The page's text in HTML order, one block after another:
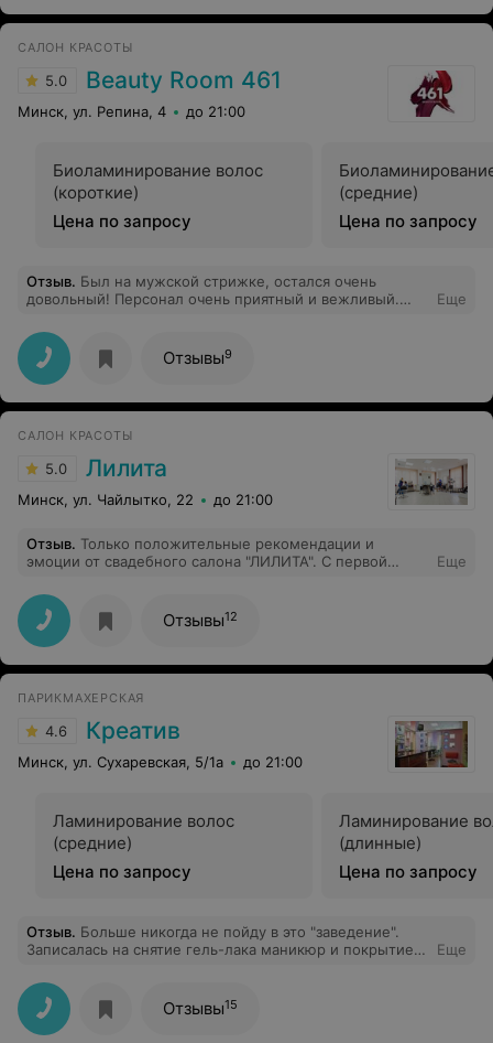
САЛОН КРАСОТЫ
5.0 Beauty Room 461
Минск, ул. Репина, 4 до 21:00
Биоламинирование волос
(короткие)
Цена по запросу
(средние)
Цена по запросу
Отзыв. Был на мужской стрижке, остался очень
довольный! Персонал очень приятный и вежливый.
салонов сделаны просто по шаблону, но это точно не
про Beauty room 461! Сделано все с душой и со вкусом.
Ни один из посещаемых ранее салонов не вызвал
столько впечатлений как Beauty room 461. Спасибо
мастеру Оксане за оказанную услугу. Теперь только
Еще
Отзывы9
САЛОН КРАСОТЫ
5.0 Лилита
Минск, ул. Чайлытко, 22 до 21:00
Отзыв. Только положительные рекомендации и
эмоции от свадебного салона "ЛИЛИТА". С первой
места, где я буду заказывать платье (после долгих
поисков)). Индивидуальный подход, это то, что можно
сказать о качестве работы, начиная от заказа платья (в
моем случае, свадебное платье), профессиональные
консультации и бесконечная забота и комфорт.
учитывает все пожелания и заботится о том, чтобы все
было выполнено качественно и в срок.
Еще
Отзывы12
ПАРИКМАХЕРСКАЯ
4.6 Креатив
Минск, ул. Сухаревская, 5/1а до 21:00
Ламинирование волос
(средние)
Цена по запросу
Ламинирование
(длинные)
Цена по запросу
Отзыв. Больше никогда не пойду в это "заведение".
Записалась на снятие гель-лака маникюр и покрытие -
снять старое покрытие. Вначале попыталась снять
жидкостью, когда жидкость не помогла начала
орудовать фрезой. Да, основа была крепкой, но
извините сняла она не только базу, но и приличный
Еще
Отзывы15